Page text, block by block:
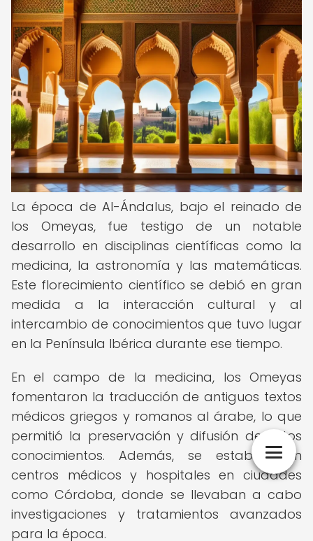
La época de Al-Ándalus, bajo el reinado de
los Omeyas, fue testigo de un notable
desarrollo en disciplinas científicas como la
medicina, la astronomía y las matemáticas.
Este florecimiento científico se debió en gran
medida a la interacción cultural y al
intercambio de conocimientos que tuvo lugar
en la Península Ibérica durante ese tiempo.
En el campo de la medicina, los Omeyas
fomentaron la traducción de antiguos textos
médicos griegos y romanos al árabe, lo que
permitió la preservación y difusión de estos
conocimientos. Además, se establecieron
centros médicos y hospitales en ciudades
como Córdoba, donde se llevaban a cabo
investigaciones y tratamientos avanzados
para la época.